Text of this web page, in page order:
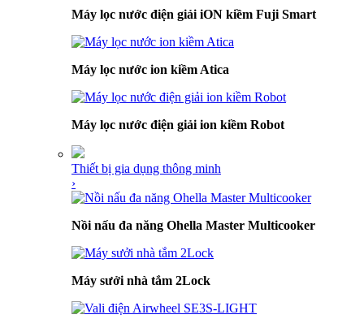
Máy lọc nước điện giải iON kiềm Fuji Smart
Máy lọc nước ion kiềm Atica
Máy lọc nước điện giải ion kiềm Robot
Thiết bị gia dụng thông minh
›
Nồi nấu đa năng Ohella Master Multicooker
Máy sưởi nhà tắm 2Lock